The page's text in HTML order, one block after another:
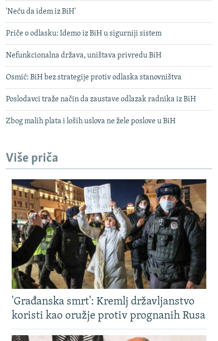
'Neću da idem iz BiH'
Priče o odlasku: Idemo iz BiH u sigurniji sistem
Nefunkcionalna država, uništava privredu BiH
Osmić: BiH bez strategije protiv odlaska stanovništva
Poslodavci traže način da zaustave odlazak radnika iz BiH
Zbog malih plata i loših uslova ne žele poslove u BiH
Više priča
'Građanska smrt': Kremlj državljanstvo
koristi kao oružje protiv prognanih Rusa